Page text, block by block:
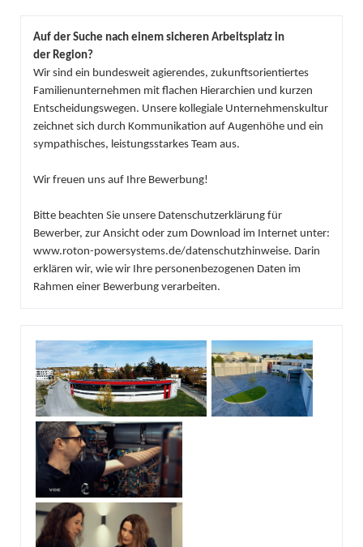
Auf der Suche nach einem sicheren Arbeitsplatz in
der Region?
Wir sind ein bundesweit agierendes, zukunftsorientiertes
Familienunternehmen mit flachen Hierarchien und kurzen
Entscheidungswegen. Unsere kollegiale Unternehmenskultur
zeichnet sich durch Kommunikation auf Augenhöhe und ein
sympathisches, leistungsstarkes Team aus.
Wir freuen uns auf Ihre Bewerbung!
Bitte beachten Sie unsere Datenschutzerklärung für
Bewerber, zur Ansicht oder zum Download im Internet unter:
www.roton-powersystems.de/datenschutzhinweise. Darin
erklären wir, wie wir Ihre personenbezogenen Daten im
Rahmen einer Bewerbung verarbeiten.